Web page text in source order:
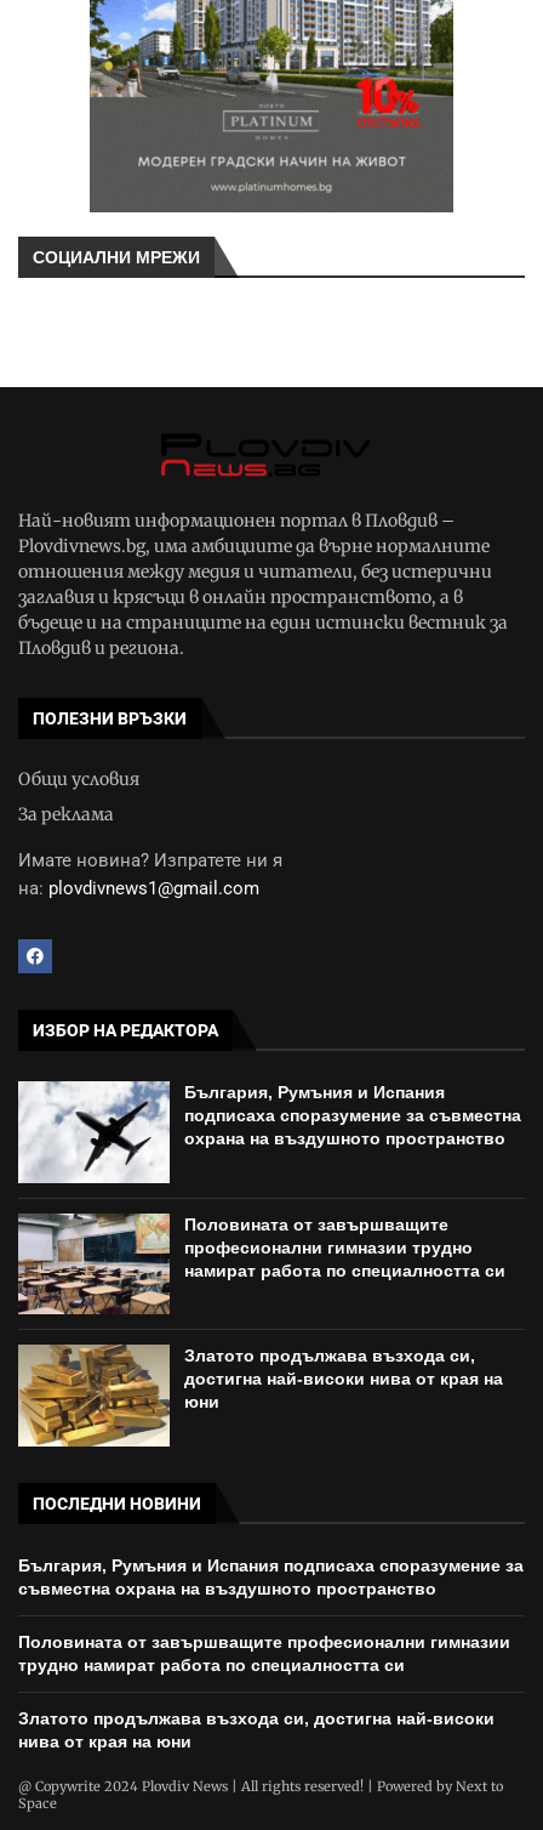
СОЦИАЛНИ МРЕЖИ
Най-новият информационен портал в Пловдив –
Plovdivnews.bg, има амбициите да върне нормалните
отношения между медия и читатели, без истерични
заглавия и крясъци в онлайн пространството, а в
бъдеще и на страниците на един истински вестник за
Пловдив и региона.
ПОЛЕЗНИ ВРЪЗКИ
Общи условия
За реклама
Имате новина? Изпратете ни я
на: plovdivnews1@gmail.com
ИЗБОР НА РЕДАКТОРА
България, Румъния и Испания
подписаха споразумение за съвместна
охрана на въздушното пространство
Половината от завършващите
професионални гимназии трудно
намират работа по специалността си
Златото продължава възхода си,
достигна най-високи нива от края на
юни
ПОСЛЕДНИ НОВИНИ
България, Румъния и Испания подписаха споразумение за
съвместна охрана на въздушното пространство
Половината от завършващите професионални гимназии
трудно намират работа по специалността си
Златото продължава възхода си, достигна най-високи
нива от края на юни
@ Copywrite 2024 Plovdiv News | All rights reserved! | Powered byNext to
Space